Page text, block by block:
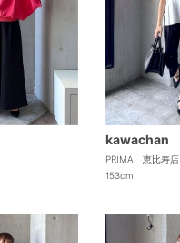
kawachan
PRIMA 恵比寿店
153cm